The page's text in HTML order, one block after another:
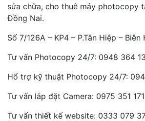
sửa chữa, cho thuê máy photocopy
Đồng Nai.
Số 7/126A – KP4 – P.Tân Hiệp –
Tư vấn Photocopy 24/7: 0948 364
Hổ trợ kỹ thuật Photocopy 24/7:
Tư vấn lắp đặt Camera: 0975 351 171
Tư vấn thiết kế website: 0333 079